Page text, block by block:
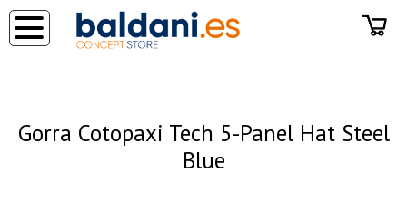
Gorra Cotopaxi Tech 5-Panel Hat Steel
Blue